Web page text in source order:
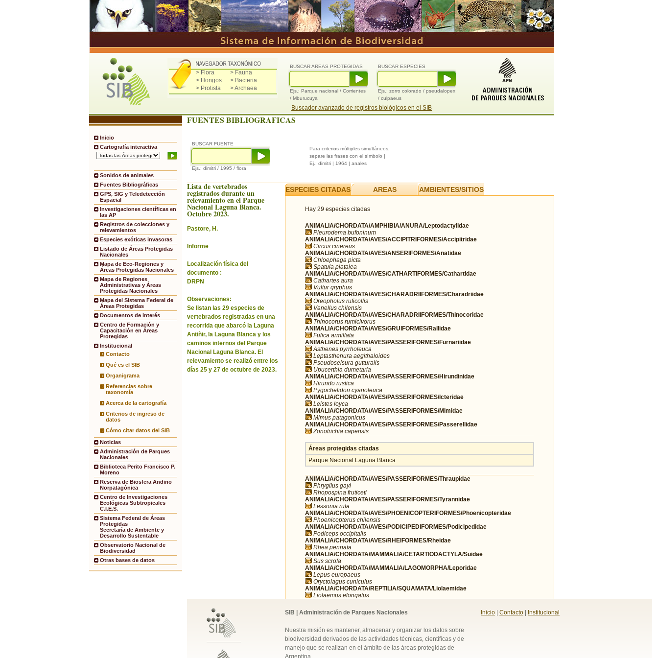
> Flora
> Fauna
> Hongos
> Bacteria
> Protista
> Archaea
BUSCAR ESPECIES
Ejs.: zorro colorado / pseudalopex
/ culpaeus
BUSCAR AREAS PROTEGIDAS
Ejs.: Parque nacional / Corrientes
/ Mburucuya
Buscador avanzado de registros biológicos en el SIB
Inicio
Cartografía interactiva
Sonidos de animales
Fuentes Bibliográficas
GPS, SIG y Teledetección
Espacial
Investigaciones científicas en
las AP
Registros de colecciones y
relevamientos
Especies exóticas invasoras
Listado de Áreas Protegidas
Nacionales
Mapa de Eco-Regiones y
Áreas Protegidas Nacionales
Mapa de Regiones
Administrativas y Áreas
Protegidas Nacionales
Mapa del Sistema Federal de
Áreas Protegidas
Documentos de interés
Centro de Formación y
Capacitación en Áreas
Protegidas
Institucional
Contacto
Qué es el SIB
Organigrama
Referencias sobre
taxonomía
Acerca de la cartografía
Criterios de ingreso de
datos
Cómo citar datos del SIB
Noticias
Administración de Parques
Nacionales
Biblioteca Perito Francisco P.
Moreno
Reserva de Biosfera Andino
Norpatagónica
Centro de Investigaciones
Ecológicas Subtropicales
C.I.E.S.
Sistema Federal de Áreas
Protegidas
Secretaría de Ambiente y
Desarrollo Sustentable
Observatorio Nacional de
Biodiversidad
Otras bases de datos
FUENTES BIBLIOGRAFICAS
BUSCAR FUENTE
Ejs.: dimitri / 1995 / flora
Para criterios múltiples simultáneos,
separe las frases con el símbolo |
Ej.: dimitri | 1964 | anales
Lista de vertebrados
registrados durante un
relevamiento en el Parque
Nacional Laguna Blanca.
Octubre 2023.
Pastore, H.
Informe
Localización física del
documento :
DRPN
Observaciones:
Se listan las 29 especies de
vertebrados registradas en una
recorrida que abarcó la Laguna
Antiñir, la Laguna Blanca y los
caminos internos del Parque
Nacional Laguna Blanca. El
relevamiento se realizó entre los
días 25 y 27 de octubre de 2023.
ESPECIES CITADAS AREAS AMBIENTES/SITIOS
Hay 29 especies citadas
ANIMALIA/CHORDATA/AMPHIBIA/ANURA/Leptodactylidae
Pleurodema bufoninum
ANIMALIA/CHORDATA/AVES/ACCIPITRIFORMES/Accipitridae
Circus cinereus
ANIMALIA/CHORDATA/AVES/ANSERIFORMES/Anatidae
Chloephaga picta
Spatula platalea
ANIMALIA/CHORDATA/AVES/CATHARTIFORMES/Cathartidae
Cathartes aura
Vultur gryphus
ANIMALIA/CHORDATA/AVES/CHARADRIIFORMES/Charadriidae
Oreopholus ruficollis
Vanellus chilensis
ANIMALIA/CHORDATA/AVES/CHARADRIIFORMES/Thinocoridae
Thinocorus rumicivorus
ANIMALIA/CHORDATA/AVES/GRUIFORMES/Rallidae
Fulica armillata
ANIMALIA/CHORDATA/AVES/PASSERIFORMES/Furnariidae
Asthenes pyrrholeuca
Leptasthenura aegithaloides
Pseudoseisura gutturalis
Upucerthia dumetaria
ANIMALIA/CHORDATA/AVES/PASSERIFORMES/Hirundinidae
Hirundo rustica
Pygochelidon cyanoleuca
ANIMALIA/CHORDATA/AVES/PASSERIFORMES/Icteridae
Leistes loyca
ANIMALIA/CHORDATA/AVES/PASSERIFORMES/Mimidae
Mimus patagonicus
ANIMALIA/CHORDATA/AVES/PASSERIFORMES/Passerellidae
Zonotrichia capensis
Áreas protegidas citadas
Parque Nacional Laguna Blanca
ANIMALIA/CHORDATA/AVES/PASSERIFORMES/Thraupidae
Phrygilus gayi
Rhopospina fruticeti
ANIMALIA/CHORDATA/AVES/PASSERIFORMES/Tyrannidae
Lessonia rufa
ANIMALIA/CHORDATA/AVES/PHOENICOPTERIFORMES/Phoenicopteridae
Phoenicopterus chilensis
ANIMALIA/CHORDATA/AVES/PODICIPEDIFORMES/Podicipedidae
Podiceps occipitalis
ANIMALIA/CHORDATA/AVES/RHEIFORMES/Rheidae
Rhea pennata
ANIMALIA/CHORDATA/MAMMALIA/CETARTIODACTYLA/Suidae
Sus scrofa
ANIMALIA/CHORDATA/MAMMALIA/LAGOMORPHA/Leporidae
Lepus europaeus
Oryctolagus cuniculus
ANIMALIA/CHORDATA/REPTILIA/SQUAMATA/Liolaemidae
Liolaemus elongatus
SIB | Administración de Parques Nacionales
Nuestra misión es mantener, almacenar y organizar los datos sobre
biodiversidad derivados de las actividades técnicas, científicas y de
manejo que se realizan en el ámbito de las áreas protegidas de
Argentina.
Inicio | Contacto | Institucional